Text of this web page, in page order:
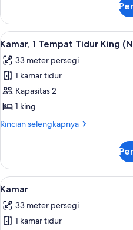
Queen
(Nobu)
Kamar
Mewah,
2
Tidur
Queen
(Nobu)
Lihat
semua
foto
untuk
Kamar,
1
Tempat
(Nobu)
4
Kamar, 1 Tempat Tidur King
33 meter persegi
1 kamar tidur
Kapasitas 2
1 king
Rincian selengkapnya
Rincian
Kamar,
Tempat
King
(Nobu)
Lihat
semua
foto
untuk
5
Kamar
33 meter persegi
1 kamar tidur